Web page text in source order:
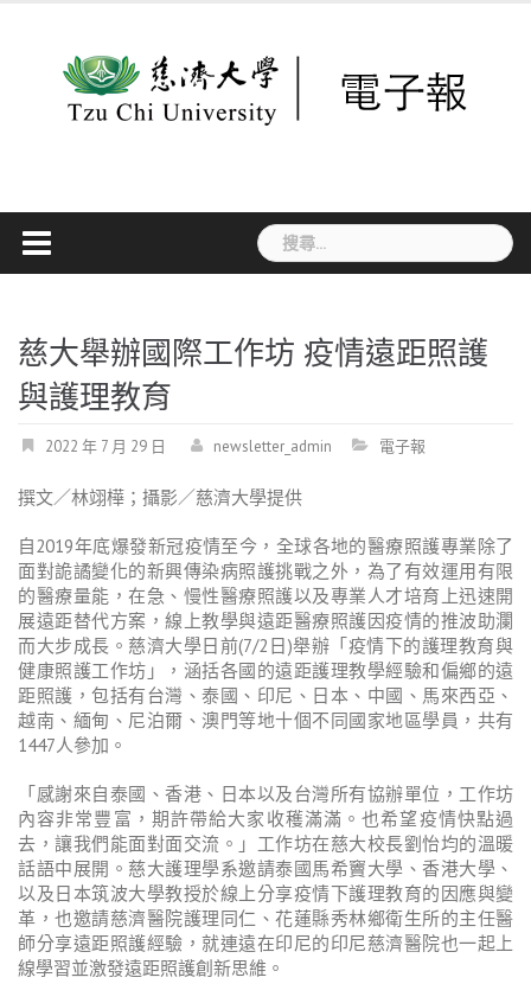
搜
尋
字:
慈大舉辦國際工作坊 疫情遠距照護
與護理教育
2022 年 7 月 29 日 newsletter_admin 電子報
撰文／林翊樺；攝影／慈濟大學提供
自2019年底爆發新冠疫情至今，全球各地的醫療照護專業除了
面對詭譎變化的新興傳染病照護挑戰之外，為了有效運用有限
的醫療量能，在急、慢性醫療照護以及專業人才培育上迅速開
展遠距替代方案，線上教學與遠距醫療照護因疫情的推波助瀾
而大步成長。慈濟大學日前(7/2日)舉辦「疫情下的護理教育與
健康照護工作坊」，涵括各國的遠距護理教學經驗和偏鄉的遠
距照護，包括有台灣、泰國、印尼、日本、中國、馬來西亞、
越南、緬甸、尼泊爾、澳門等地十個不同國家地區學員，共有
1447人參加。
「感謝來自泰國、香港、日本以及台灣所有協辦單位，工作坊
內容非常豐富，期許帶給大家收穫滿滿。也希望疫情快點過
去，讓我們能面對面交流。」工作坊在慈大校長劉怡均的溫暖
話語中展開。慈大護理學系邀請泰國馬希竇大學、香港大學、
以及日本筑波大學教授於線上分享疫情下護理教育的因應與變
革，也邀請慈濟醫院護理同仁、花蓮縣秀林鄉衛生所的主任醫
師分享遠距照護經驗，就連遠在印尼的印尼慈濟醫院也一起上
線學習並激發遠距照護創新思維。